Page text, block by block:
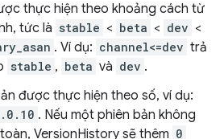
thực hiện theo khoảng cách từ
tức là stable < beta < dev <
. Ví dụ: channel<=dev trả
stable , beta và dev .
được thực hiện theo số, ví dụ:
. Nếu một phiên bản không
VersionHistory sẽ thêm 0